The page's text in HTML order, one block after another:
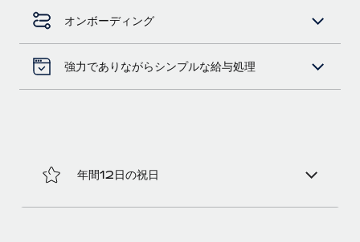
福利厚生
従業員の福利厚生を簡単に管理
ブログ
Remoteの製品アップデート：GustoとXeroの統合お
よびContractor Management Plus（契約社員管理
プラス）
スしました。...
詳細を見る
オンボーディング
強力でありながらシンプルな給与処理
年間12日の祝日